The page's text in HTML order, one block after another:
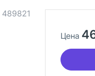
489821
Цена